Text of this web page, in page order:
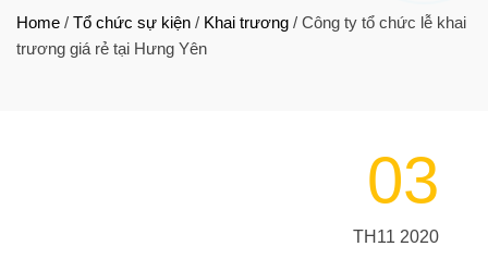
Home / Tổ chức sự kiện / Khai trương / Công ty tổ chức lễ khai
trương giá rẻ tại Hưng Yên
03
TH11 2020